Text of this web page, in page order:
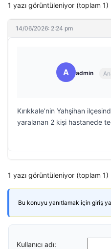
1 yazı görüntüleniyor (toplam 1)
14/06/2026: 2:24 pm
A admin
Kırıkkale’nin Yahşihan
yaralanan 2 kişi hastanede
1 yazı görüntüleniyor (toplam 1)
Bu konuyu yanıtlamak için giriş
Kullanıcı adı: